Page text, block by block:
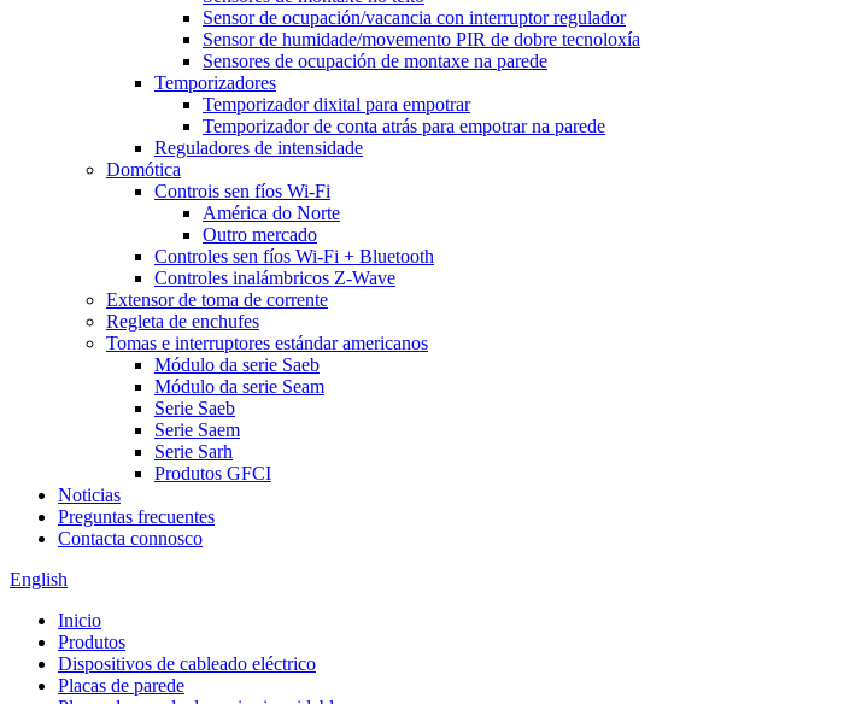
Sensor de ocupación/vacancia con interruptor regulador
Sensor de humidade/movemento PIR de dobre tecnoloxía
Sensores de ocupación de montaxe na parede
Temporizadores
Temporizador dixital para empotrar
Temporizador de conta atrás para empotrar na parede
Reguladores de intensidade
Domótica
Controis sen fíos Wi-Fi
América do Norte
Outro mercado
Controles sen fíos Wi-Fi + Bluetooth
Controles inalámbricos Z-Wave
Extensor de toma de corrente
Regleta de enchufes
Tomas e interruptores estándar americanos
Módulo da serie Saeb
Módulo da serie Seam
Serie Saeb
Serie Saem
Serie Sarh
Produtos GFCI
Noticias
Preguntas frecuentes
Contacta connosco
English
Inicio
Produtos
Dispositivos de cableado eléctrico
Placas de parede